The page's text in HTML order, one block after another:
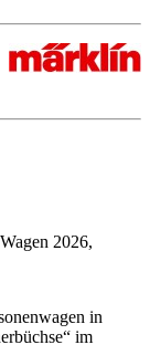
2026,
in
im